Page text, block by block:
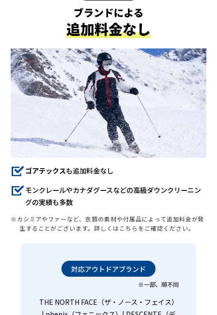
ゴアテックスも追加料金なし
モンクレールやカナダグースなどの高級ダウンクリーニン
グの実績も多数
※カシミアやファーなど、衣類の素材や付属品によって追加料金が発
生することがございます。詳しくはこちらをご確認ください。
対応アウトドアブランド
※一部、順不同
THE NORTH FACE（ザ・ノース・フェイス）